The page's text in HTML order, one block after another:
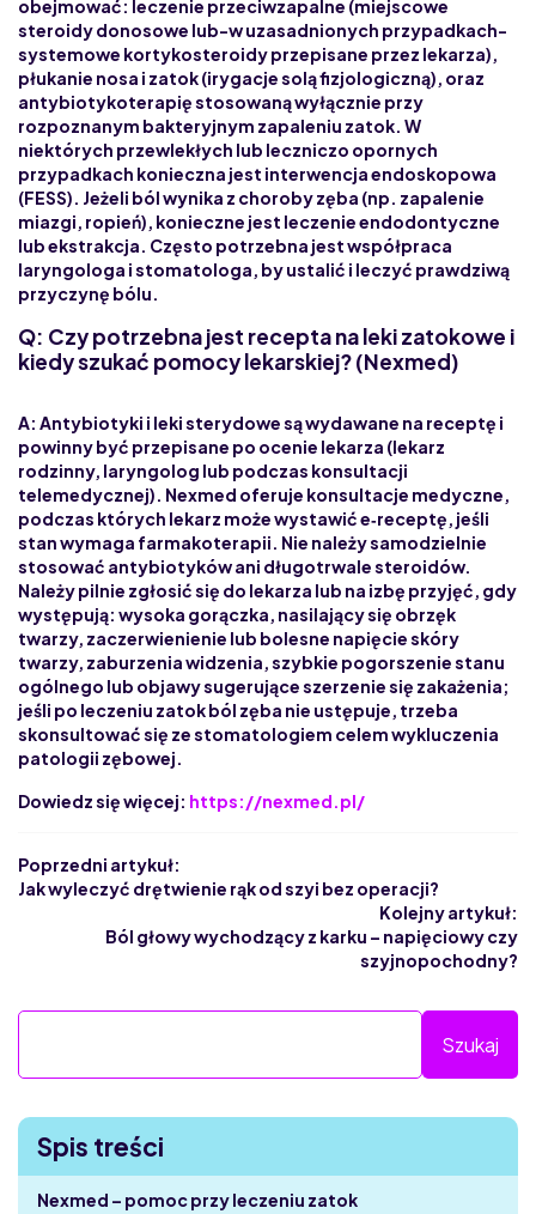
obejmować: leczenie przeciwzapalne (miejscowe
steroidy donosowe lub-w uzasadnionych przypadkach-
systemowe kortykosteroidy przepisane przez lekarza),
płukanie nosa i zatok (irygacje solą fizjologiczną), oraz
antybiotykoterapię stosowaną wyłącznie przy
rozpoznanym bakteryjnym zapaleniu zatok. W
niektórych przewlekłych lub leczniczo opornych
przypadkach konieczna jest interwencja endoskopowa
(FESS). Jeżeli ból wynika z choroby zęba (np. zapalenie
miazgi, ropień), konieczne jest leczenie endodontyczne
lub ekstrakcja. Często potrzebna jest współpraca
laryngologa i stomatologa, by ustalić i leczyć prawdziwą
przyczynę bólu.
Q: Czy potrzebna jest recepta na leki zatokowe i
kiedy szukać pomocy lekarskiej? (Nexmed)
A: Antybiotyki i leki sterydowe są wydawane na receptę i
powinny być przepisane po ocenie lekarza (lekarz
rodzinny, laryngolog lub podczas konsultacji
telemedycznej). Nexmed oferuje konsultacje medyczne,
podczas których lekarz może wystawić e‑receptę, jeśli
stan wymaga farmakoterapii. Nie należy samodzielnie
stosować antybiotyków ani długotrwale steroidów.
Należy pilnie zgłosić się do lekarza lub na izbę przyjęć, gdy
występują: wysoka gorączka, nasilający się obrzęk
twarzy, zaczerwienienie lub bolesne napięcie skóry
twarzy, zaburzenia widzenia, szybkie pogorszenie stanu
ogólnego lub objawy sugerujące szerzenie się zakażenia;
jeśli po leczeniu zatok ból zęba nie ustępuje, trzeba
skonsultować się ze stomatologiem celem wykluczenia
patologii zębowej.
Dowiedz się więcej: https://nexmed.pl/
Poprzedni artykuł:
Jak wyleczyć drętwienie rąk od szyi bez operacji?
Kolejny artykuł:
Ból głowy wychodzący z karku – napięciowy czy
szyjnopochodny?
Spis treści
Nexmed – pomoc przy leczeniu zatok